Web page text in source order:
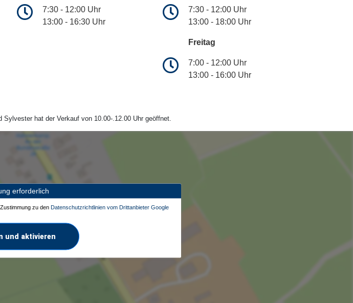
7:30 - 12:00 Uhr
13:00 - 16:30 Uhr
7:30 - 12:00 Uhr
13:00 - 18:00 Uhr
Freitag
7:00 - 12:00 Uhr
13:00 - 16:00 Uhr
hat der Verkauf von 10.00-.12.00 Uhr geöffnet.
erforderlich
zu den Datenschutzrichtlinien vom Drittanbieter Google
und aktivieren